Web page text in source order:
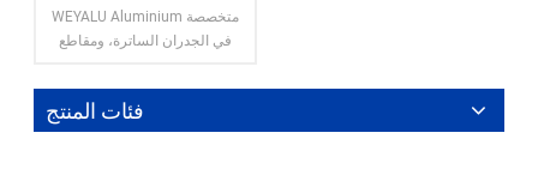
الشخصي تخصيص الألومنيوم
الشخصي
WEYALU Aluminium متخصصة
في الجدران الساترة، ومقاطع
ومقاطع الألمنيوم العامة، وأبواب
الألمنيوم، ونوافذ الألمنيوم، وتقليم
بلاط الألمنيوم.
فئات المنتج